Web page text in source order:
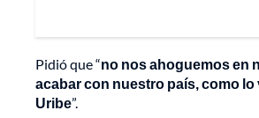
Pidió que “no nos ahoguemos en
acabar con nuestro país, como
Uribe”.